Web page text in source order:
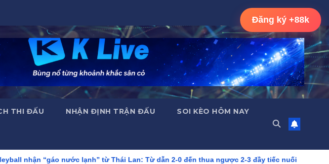
THI ĐẤU NHẬN ĐỊNH TRẬN ĐẤU SOI KÈO HÔM NAY
lạnh” từ Thái Lan: Từ dẫn 2-0 đến thua ngược 2-3 đầy tiếc nuối Đội hình tiêu biểu
Đăng ký +88k